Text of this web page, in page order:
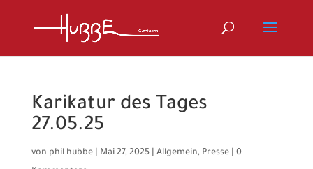
Karikatur des Tages
27.05.25
von phil hubbe| Mai 27, 2025| Allgemein, Presse| 0